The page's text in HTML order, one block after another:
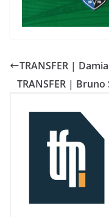
TRANSFER |
TRANSFER |